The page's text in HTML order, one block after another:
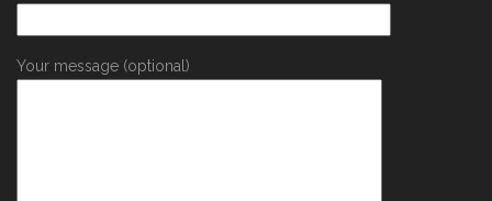
Your message (optional)